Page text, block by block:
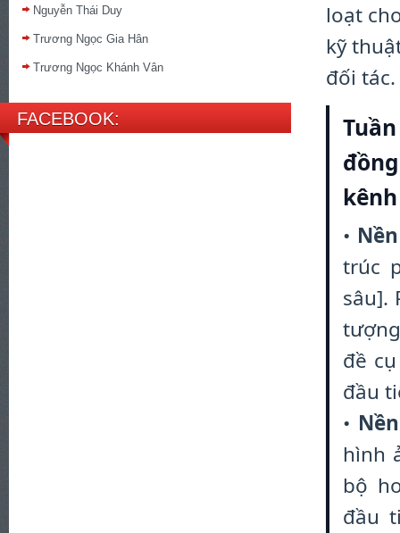
Nguyễn Thái Duy
Trương Ngọc Gia Hân
Trương Ngọc Khánh Vân
FACEBOOK:
loạt
kỹ
đối tác.
kênh
•
trúc
sâu].
đề
đầu
•
hình
bộ
đầu